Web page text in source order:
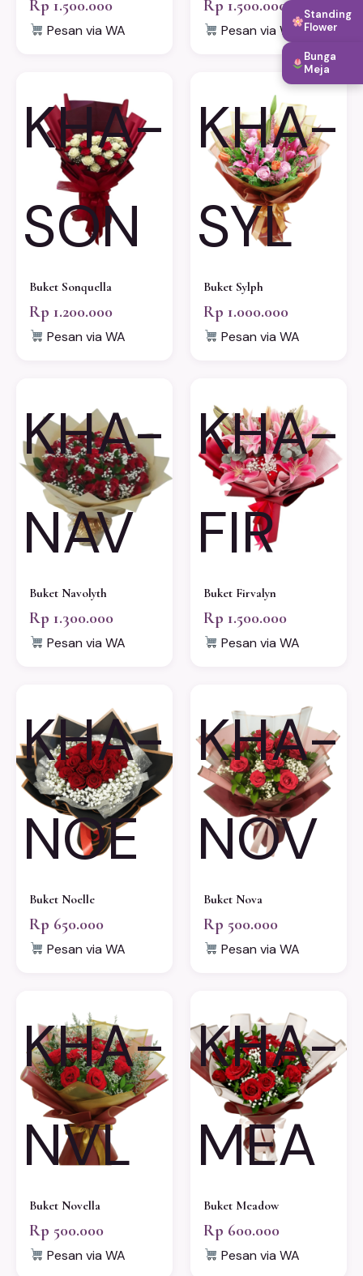
Rp 1.500.000
Pesan via WA
Rp 1.500.000
Pesan via WA
KHA-
SON
Buket Sonquella
Rp 1.200.000
Pesan via WA
KHA-
SYL
Buket Sylph
Rp 1.000.000
Pesan via WA
KHA-
NAV
Buket Navolyth
Rp 1.300.000
Pesan via WA
KHA-
FIR
Buket Firvalyn
Rp 1.500.000
Pesan via WA
KHA-
NOE
Buket Noelle
Rp 650.000
Pesan via WA
KHA-
NOV
Buket Nova
Rp 500.000
Pesan via WA
KHA-
NVL
Buket Novella
Rp 500.000
Pesan via WA
KHA-
MEA
Buket Meadow
Rp 600.000
Pesan via WA
Standing
Flower
Bunga
Meja